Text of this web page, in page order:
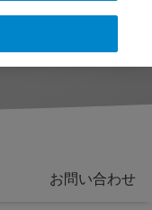
お問い合わせ